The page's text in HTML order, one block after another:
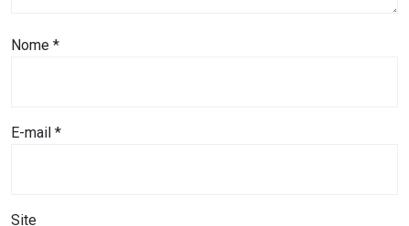
CÂMARA
Nome *
E-mail *
Site